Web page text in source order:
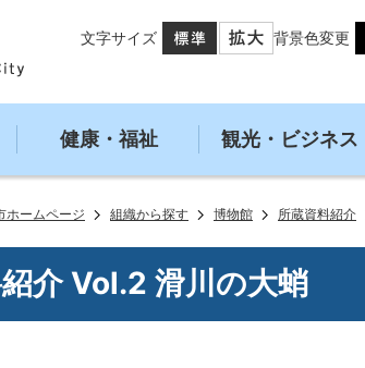
文字サイズ 背景色変更
健康・福祉 観光・ビジネス
ホームページ 組織から探す 博物館 所蔵資料紹介
介 Vol.2 滑川の大蛸